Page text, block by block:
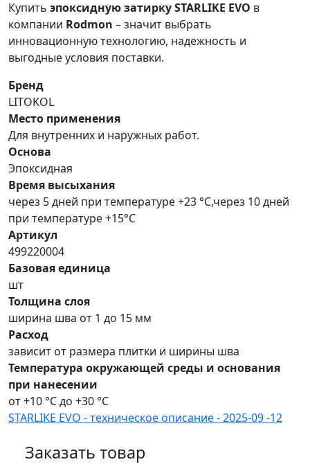
Купить эпоксидную затирку STARLIKE EVO в
компании Rodmon – значит выбрать
инновационную технологию, надежность и
выгодные условия поставки.
Бренд
LITOKOL
Место применения
Для внутренних и наружных работ.
Основа
Эпоксидная
Время высыхания
через 5 дней при температуре +23 °С,через 10 дней
при температуре +15°С
Артикул
499220004
Базовая единица
шт
Толщина слоя
ширина шва от 1 до 15 мм
Расход
зависит от размера плитки и ширины шва
Температура окружающей среды и основания
при нанесении
от +10 °С до +30 °С
STARLIKE EVO - техническое описание - 2025-09 -12
Заказать товар